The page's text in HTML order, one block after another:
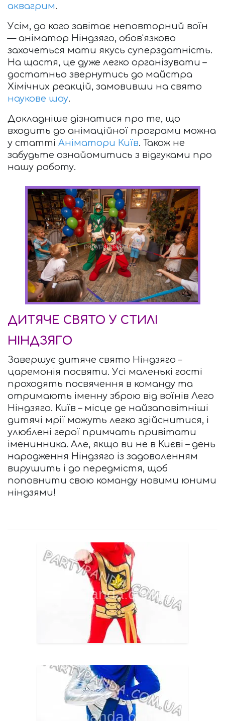
аквагрим.
Усім, до кого завітає неповторний воїн
— аніматор Ніндзяго, обов'язково
захочеться мати якусь суперздатність.
На щастя, це дуже легко організувати –
достатньо звернутись до майстра
наукове шоу.
Докладніше дізнатися про те, що
входить до анімаційної програми можна
у статті Аніматори Київ. Також не
забудьте ознайомитись з відгуками про
нашу роботу.
ДИТЯЧЕ СВЯТО У СТИЛІ
НІНДЗЯГО
Завершує дитяче свято Ніндзяго –
царемонія посвяти. Усі маленькі гості
проходять посвячення в команду та
отримають іменну зброю від воїнів Лего
Ніндзяго. Київ – місце де найзаповітніші
дитячі мрії можуть легко здійснитися, і
улюблені герої примчать привітати
іменинника. Але, якщо ви не в Києві – день
народження Ніндзяго із задоволенням
вирушить і до передмістя, щоб
поповнити свою команду новими юними
ніндзями!